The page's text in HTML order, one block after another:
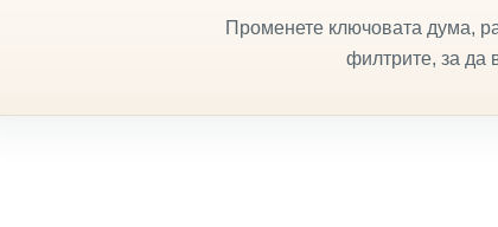
Променете ключовата дума,
филтрите, за да